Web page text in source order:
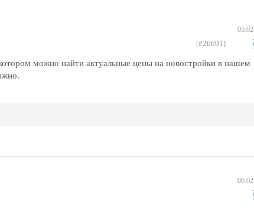
[#20691]
можно найти актуальные цены на новостройки в нашем